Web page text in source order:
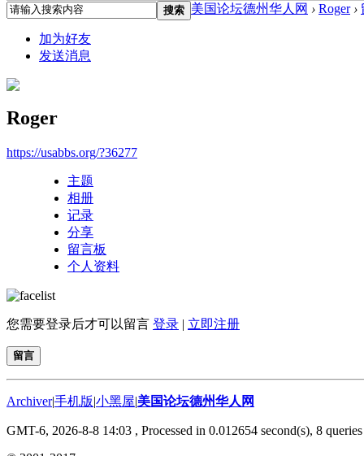
搜索 美国论坛德州华人网 › Roger ›
加为好友
发送消息
Roger
https://usabbs.org/?36277
主题
相册
记录
分享
留言板
个人资料
您需要登录后才可以留言 登录 | 立即注册
留言
Archiver|手机版|小黑屋|美国论坛德州华人网
GMT-6, 2026-8-8 14:03 , Processed in 0.012654 second(s), 8